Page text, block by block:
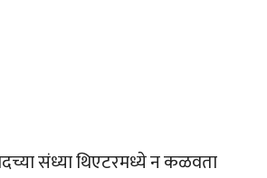
संध्या थिएटरमध्ये न कळवता